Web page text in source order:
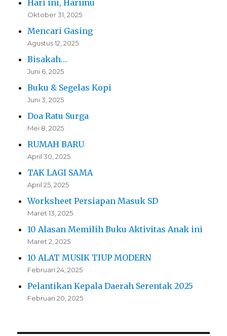
Hari ini, Harimu
Oktober 31, 2025
Mencari Gasing
Agustus 12, 2025
Bisakah…
Juni 6, 2025
Buku & Segelas Kopi
Juni 3, 2025
Doa Ratu Surga
Mei 8, 2025
RUMAH BARU
April 30, 2025
TAK LAGI SAMA
April 25, 2025
Worksheet Persiapan Masuk SD
Maret 13, 2025
10 Alasan Memilih Buku Aktivitas Anak ini
Maret 2, 2025
10 ALAT MUSIK TIUP MODERN
Februari 24, 2025
Pelantikan Kepala Daerah Serentak 2025
Februari 20, 2025